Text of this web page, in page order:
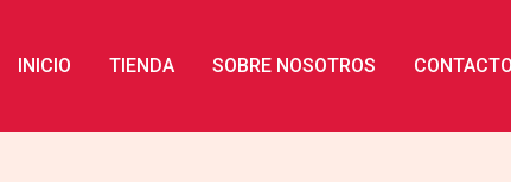
INICIO TIENDA SOBRE NOSOTROS CONTACTO